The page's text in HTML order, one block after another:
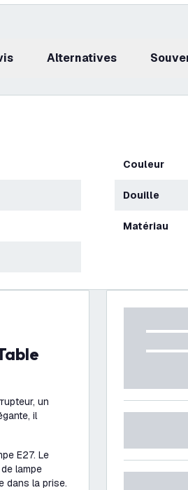
Alternatives
Couleur
Douille
Matériau
un
il
E27. Le
lampe
dans la prise.